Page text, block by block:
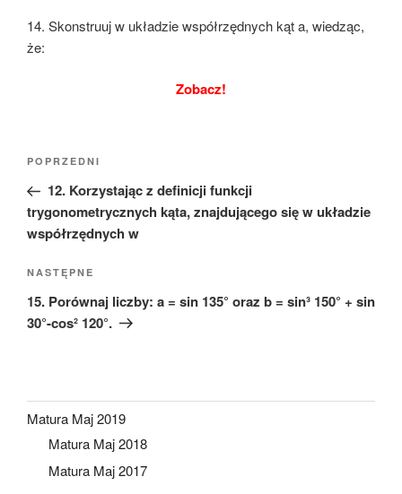
14. Skonstruuj w układzie współrzędnych kąt a, wiedząc,
że:
Zobacz!
Nawigacja
Poprzedni
wpis
POPRZEDNI
12. Korzystając z definicji funkcji
trygonometrycznych kąta, znajdującego się w układzie
współrzędnych w
Następny
wpis
NASTĘPNE
15. Porównaj liczby: a = sin 135° oraz b = sin³ 150° + sin
30°-cos² 120°.
Matura Maj 2019
Matura Maj 2018
Matura Maj 2017